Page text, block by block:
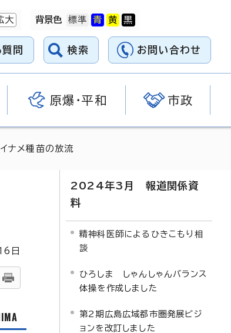
大 背景色
問 検索 お問い合わせ
原爆・平和 市政
ナメ種苗の放流
日
2024年3月 報道関係資
料
精神科医師によるひきこもり相
談
ひろしま しゃんしゃんバランス
体操を作成しました
第2期広島広域都市圏発展ビジ
ョンを改訂しました